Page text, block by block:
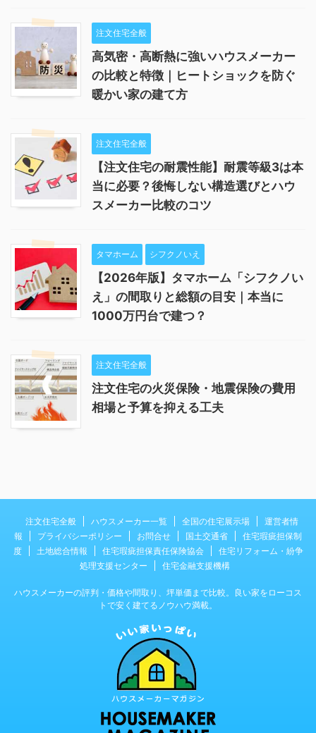
注文住宅全般
高気密・高断熱に強いハウスメーカー
の比較と特徴｜ヒートショックを防ぐ
暖かい家の建て方
注文住宅全般
【注文住宅の耐震性能】耐震等級3は本
当に必要？後悔しない構造選びとハウ
スメーカー比較のコツ
タマホーム シフクノいえ
【2026年版】タマホーム「シフクノい
え」の間取りと総額の目安｜本当に
1000万円台で建つ？
注文住宅全般
注文住宅の火災保険・地震保険の費用
相場と予算を抑える工夫
注文住宅全般 ハウスメーカー一覧 全国の住宅展示場
運営者情
報
プライバシーポリシー お問合せ 国土交通省
住宅瑕疵担保制
度
土地総合情報 住宅瑕疵担保責任保険協会
住宅リフォーム・紛争
処理支援センター
住宅金融支援機構
ハウスメーカーの評判・価格や間取り、坪単価まで比較。良い家をローコス
トで安く建てるノウハウ満載。